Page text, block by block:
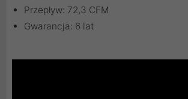
Przepływ: 72,3 CFM
Gwarancja: 6 lat